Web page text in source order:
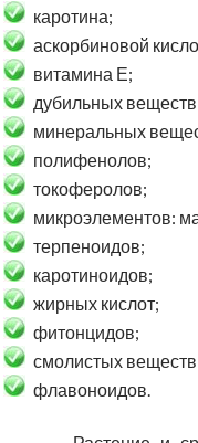
каротина;
аскорбиновой
витамина Е;
дубильных
минеральных
полифенолов;
токоферолов;
микроэлементов:
терпеноидов;
каротиноидов;
жирных кислот;
фитонцидов;
смолистых
флавоноидов.